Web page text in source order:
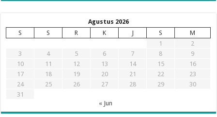
Agustus 2026
S
S R K J S
M
1
2
3
4 5 6 7 8
9
10
11 12 13 14 15
16
17
18 19 20 21 22
23
24
25 26 27 28 29
30
31
« Jun